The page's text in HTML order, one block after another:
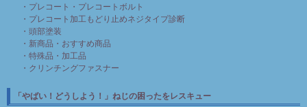
・プレコート・プレコートボルト
・プレコート加工もどり止めネジタイプ診断
・頭部塗装
・新商品・おすすめ商品
・特殊品・加工品
・クリンチングファスナー
「やばい！どうしよう！」ねじの困ったをレスキュー